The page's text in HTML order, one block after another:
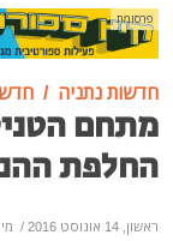
פרסומת
חדשות נתניה
מתחם
החלפת
ראשון, 14 אוגוסט 2016 /